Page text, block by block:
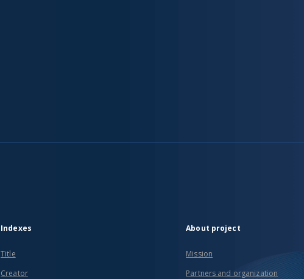
Indexes
Title
Creator
About project
Mission
Partners and organization